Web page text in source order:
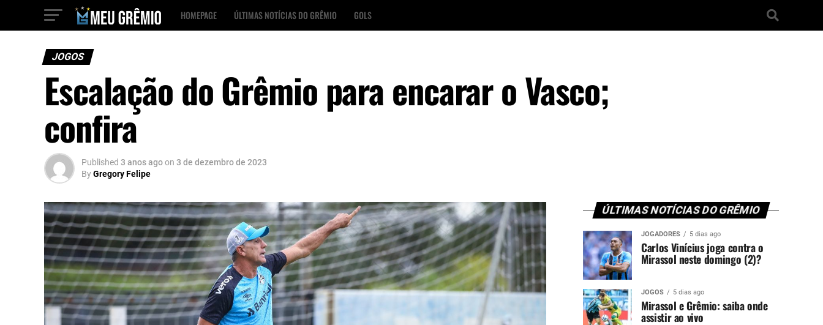
HOMEPAGE ÚLTIMAS NOTÍCIAS DO GRÊMIO GOLS
JOGOS
Escalação do Grêmio para encarar o Vasco;
confira
Published 3 anos agoon 3 de dezembro de 2023
ByGregory Felipe
ÚLTIMAS NOTÍCIAS DO GRÊMIO
JOGADORES 5 dias ago
Carlos Vinícius joga contra o
Mirassol neste domingo (2)?
JOGOS 5 dias ago
Mirassol e Grêmio: saiba onde
assistir ao vivo